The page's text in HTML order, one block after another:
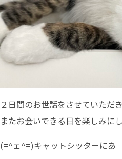
２日間のお世話をさせていただ
またお会いできる日を楽しみにし
(=^ェ^=)キャットシッターにあ